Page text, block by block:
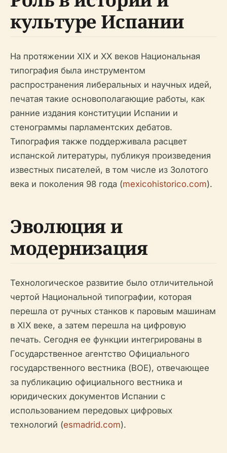
культуре Испании
На протяжении XIX и XX веков Национальная
типография была инструментом
распространения либеральных и научных идей,
печатая такие основополагающие работы, как
ранние издания конституции Испании и
стенограммы парламентских дебатов.
Типография также поддерживала расцвет
испанской литературы, публикуя произведения
известных писателей, в том числе из Золотого
века и поколения 98 года (mexicohistorico.com).
Эволюция и
модернизация
Технологическое развитие было отличительной
чертой Национальной типографии, которая
перешла от ручных станков к паровым машинам
в XIX веке, а затем перешла на цифровую
печать. Сегодня ее функции интегрированы в
Государственное агентство Официального
государственного вестника (BOE), отвечающее
за публикацию официального вестника и
юридических документов Испании с
использованием передовых цифровых
технологий (esmadrid.com).